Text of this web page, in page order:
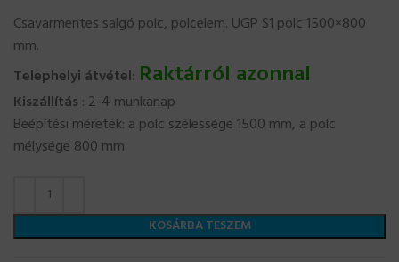
Csavarmentes salgó polc, polcelem. UGP S1 polc 1500×800
mm.
Telephelyi átvétel: Raktárról azonnal
Kiszállítás : 2-4 munkanap
Beépítési méretek: a polc szélessége 1500 mm, a polc
mélysége 800 mm
KOSÁRBA TESZEM